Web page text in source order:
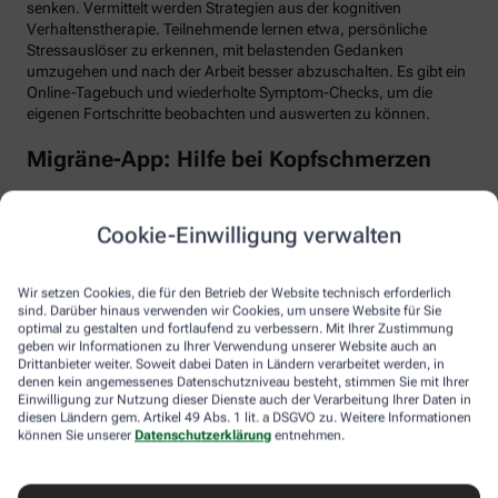
Cookie-Einwilligung verwalten
Wir setzen Cookies, die für den Betrieb der Website technisch erforderlich
sind. Darüber hinaus verwenden wir Cookies, um unsere Website für Sie
optimal zu gestalten und fortlaufend zu verbessern. Mit Ihrer Zustimmung
geben wir Informationen zu Ihrer Verwendung unserer Website auch an
Drittanbieter weiter. Soweit dabei Daten in Ländern verarbeitet werden, in
denen kein angemessenes Datenschutzniveau besteht, stimmen Sie mit Ihrer
Einwilligung zur Nutzung dieser Dienste auch der Verarbeitung Ihrer Daten in
diesen Ländern gem. Artikel 49 Abs. 1 lit. a DSGVO zu. Weitere Informationen
können Sie unserer Datenschutzerklärung entnehmen.
senken. Vermittelt werden Strategien aus der kognitiven
Verhaltenstherapie. Teilnehmende lernen etwa, persönliche
Stressauslöser zu erkennen, mit belastenden Gedanken
umzugehen und nach der Arbeit besser abzuschalten. Es gibt ein
Online-Tagebuch und wiederholte Symptom-Checks, um die
eigenen Fortschritte beobachten und auswerten zu können.
Migräne-App: Hilfe bei Kopfschmerzen
renommierten Schmerzklinik Kiel lässt sich übersichtlich
Das kann helfen, persönliche Muster zu erkennen und die
Attacken besser zu behandeln, etwa durch den optimalen
Einnahmezeitpunkt von Migräne-Medikamenten. Darüber hinaus
stellt die App viele nützliche Informationen zu Migräne bereit
sowie aktive Verfahren zur Entspannung und Stressbewältigung.
Aimo gesund bewegt: Digitaler Personal
Trainer